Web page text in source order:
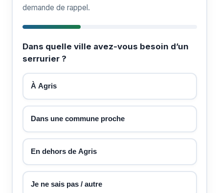
demande de rappel.
Dans quelle ville avez-vous besoin d’un
serrurier ?
À Agris
Dans une commune proche
En dehors de Agris
Je ne sais pas / autre